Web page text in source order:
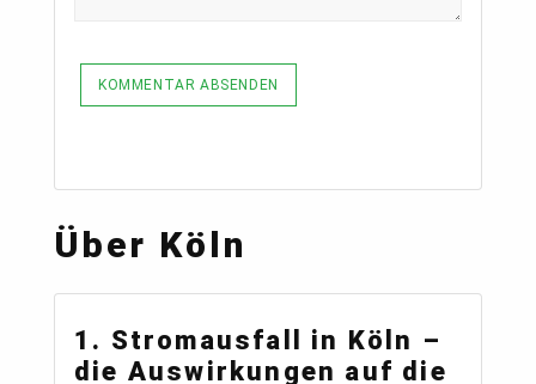
KOMMENTAR ABSENDEN
Über Köln
1. Stromausfall in Köln –
die Auswirkungen auf die